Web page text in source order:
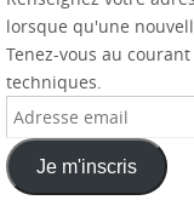
lorsque qu'une
Tenez-vous au
techniques.
Adresse
email
Je m'inscris